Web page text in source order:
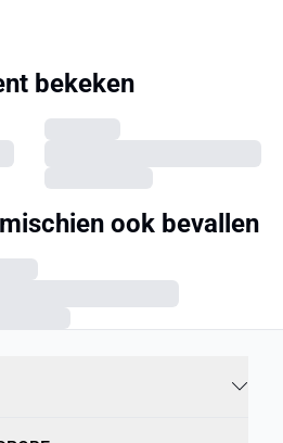
bekeken
ook bevallen